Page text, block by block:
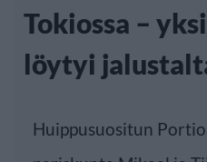
Tokiossa –
löytyi
Huippusuositun